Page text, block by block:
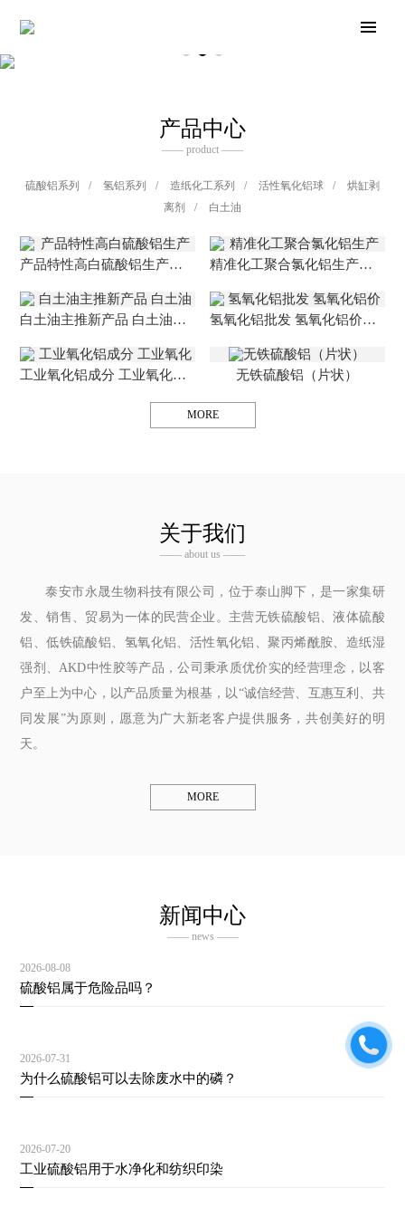
产品中心
—— product ——
硫酸铝系列 / 氢铝系列 / 造纸化工系列 / 活性氧化铝球 /
烘缸剥
离剂
/ 白土油
产品特性高白硫酸铝生产厂家 高白硫酸铝的应用范围 精准化工聚合氯化铝生产厂家 聚合氯化铝厂家
白土油主推新产品 白土油生产厂家 浸出油询价管理 氢氧化铝批发 氢氧化铝价格实惠 氢氧化铝生产厂家
工业氧化铝成分 工业氧化铝质量标准 氧化铝生产厂家 无铁硫酸铝（片状）
MORE
关于我们
—— about us ——
泰安市永晟生物科技有限公司，位于泰山脚下，是一家集研
发、销售、贸易为一体的民营企业。主营无铁硫酸铝、液体硫酸
铝、低铁硫酸铝、氢氧化铝、活性氧化铝、聚丙烯酰胺、造纸湿
强剂、AKD中性胶等产品，公司秉承质优价实的经营理念，以客
户至上为中心，以产品质量为根基，以“诚信经营、互惠互利、共
同发展”为原则，愿意为广大新老客户提供服务，共创美好的明
天。
MORE
新闻中心
—— news ——
2026-08-08
硫酸铝属于危险品吗？
2026-07-31
为什么硫酸铝可以去除废水中的磷？
2026-07-20
工业硫酸铝用于水净化和纺织印染